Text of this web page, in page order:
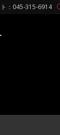
：045-315-6914